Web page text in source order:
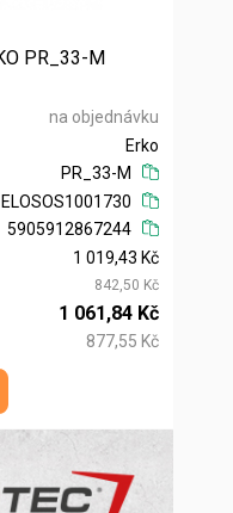
PR_33-M
na objednávku
Erko
PR_33-M
ELOSOS1001730
5905912867244
1 019,43 Kč
842,50 Kč
1 061,84 Kč
877,55 Kč
do košíku